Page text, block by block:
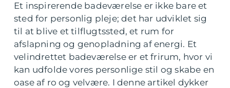
Et inspirerende badeværelse er ikke bare et
sted for personlig pleje; det har udviklet sig
til at blive et tilflugtssted, et rum for
afslapning og genopladning af energi. Et
velindrettet badeværelse er et frirum, hvor vi
kan udfolde vores personlige stil og skabe en
oase af ro og velvære. I denne artikel dykker